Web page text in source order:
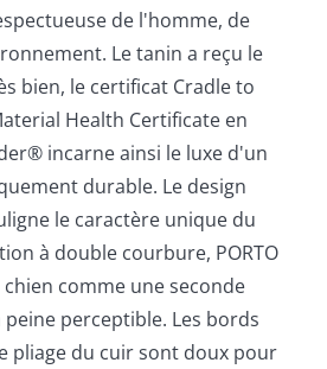
de l'homme, de
Le tanin a reçu le
bien, le certificat Cradle to
Health Certificate en
incarne ainsi le luxe d'un
durable. Le design
le caractère unique du
à double courbure, PORTO
comme une seconde
perceptible. Les bords
pliage du cuir sont doux pour